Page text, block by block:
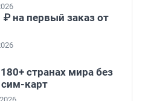
на первый заказ от
странах мира без
карт